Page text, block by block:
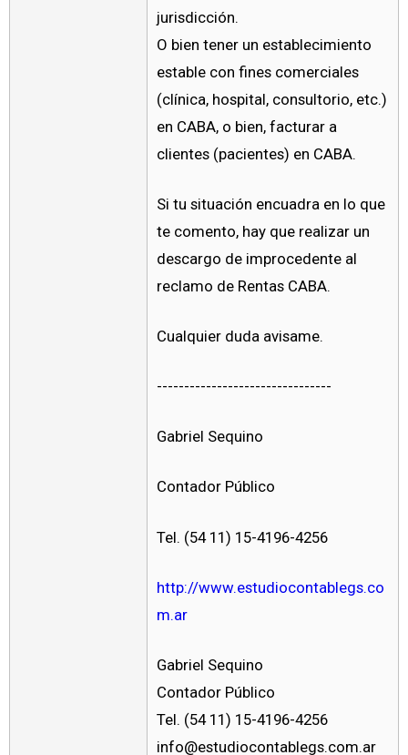
jurisdicción.
O bien tener un establecimiento
estable con fines comerciales
(clínica, hospital, consultorio, etc.)
en CABA, o bien, facturar a
clientes (pacientes) en CABA.
Si tu situación encuadra en lo que
te comento, hay que realizar un
descargo de improcedente al
reclamo de Rentas CABA.
Cualquier duda avisame.
--------------------------------
Gabriel Sequino
Contador Público
Tel. (54 11) 15-4196-4256
http://www.estudiocontablegs.co
m.ar
Gabriel Sequino
Contador Público
Tel. (54 11) 15-4196-4256
info@estudiocontablegs.com.ar